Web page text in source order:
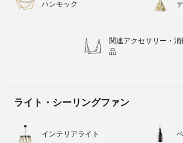
ハンモック
関連アクセサリー・消
品
ライト・シーリングファン
インテリアライト